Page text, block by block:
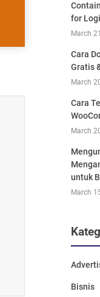
for
March
Cara
Gratis
March
Cara
March
untuk
March
Bisnis